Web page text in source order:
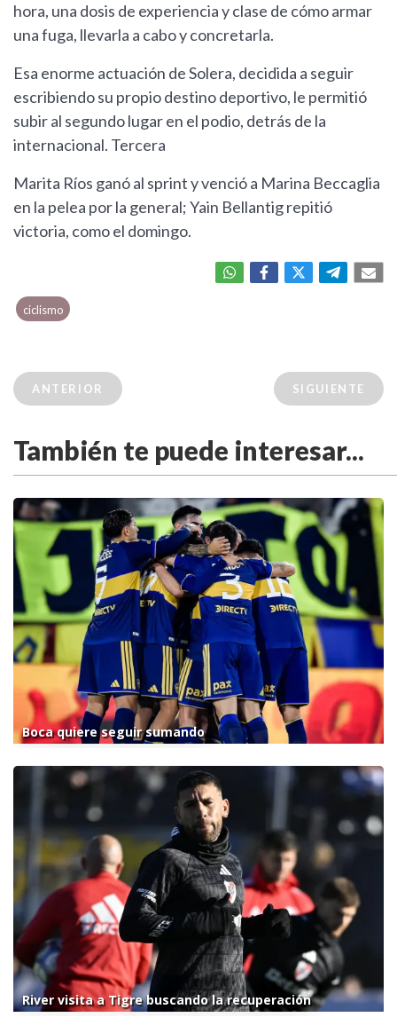
hora, una dosis de experiencia y clase de cómo armar
una fuga, llevarla a cabo y concretarla.
Esa enorme actuación de Solera, decidida a seguir
escribiendo su propio destino deportivo, le permitió
subir al segundo lugar en el podio, detrás de la
internacional. Tercera
Marita Ríos ganó al sprint y venció a Marina Beccaglia
en la pelea por la general; Yain Bellantig repitió
victoria, como el domingo.
ciclismo
ANTERIOR SIGUIENTE
También te puede interesar...
Boca quiere seguir sumando
River visita a Tigre buscando la recuperación